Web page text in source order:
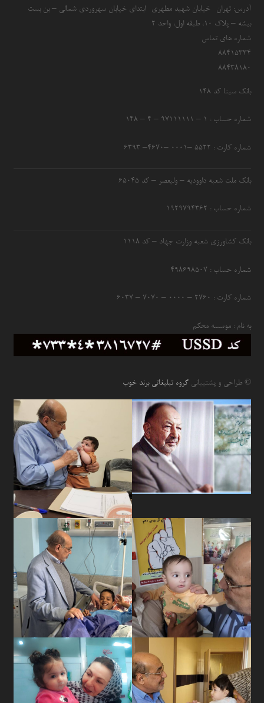
آدرس: تهران- خیابان شهید مطهری- ابتدای خیابان سهروردی شمالی – بن بست
بیشه – پلاک 10، طبقه اول، واحد 2
شماره های تماس
۸۸۴۱۵۳۳۴
۸۸۴۳۸۱۸۰
بانک سینا کد ۱۴۸
شماره حساب : ۱ – ۹۷۱۱۱۱۱۱ – ۴ – ۱۴۸
شماره کارت : ۵۵۲۲ –۰۰۰۱ –۴۶۷۰– ۶۳۹۳
بانک ملت شعبه داوودیه – ولیعصر – کد ۶۵۰۴۵
شماره حساب : ۱۹۲۹۷۹۴۳۶۲
بانک کشاورزی شعبه وزارت جهاد – کد 1118
شماره حساب : ۴۹۸۶۹۸۵۰۷
شماره کارت : ۲۷۶۰ – ۰۰۰۰ – ۷۰۷۰ – ۶۰۳۷
به نام : موسسه محکم
© طراحی و پشتیبانیگروه تبلیغاتی برند خوب